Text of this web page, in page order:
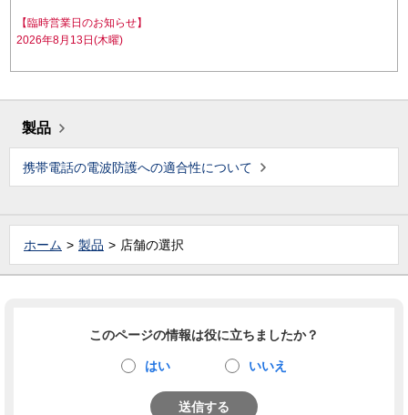
【臨時営業日のお知らせ】
2026年8月13日(木曜)
製品
携帯電話の電波防護への適合性について
ホーム 製品 店舗の選択
このページの情報は役に立ちましたか？
はい いいえ
送信する